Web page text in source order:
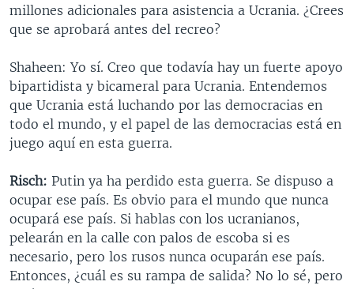
millones adicionales para asistencia a Ucrania. ¿Crees
que se aprobará antes del recreo?
Shaheen: Yo sí. Creo que todavía hay un fuerte apoyo
bipartidista y bicameral para Ucrania. Entendemos
que Ucrania está luchando por las democracias en
todo el mundo, y el papel de las democracias está en
juego aquí en esta guerra.
Risch: Putin ya ha perdido esta guerra. Se dispuso a
ocupar ese país. Es obvio para el mundo que nunca
ocupará ese país. Si hablas con los ucranianos,
pelearán en la calle con palos de escoba si es
necesario, pero los rusos nunca ocuparán ese país.
Entonces, ¿cuál es su rampa de salida? No lo sé, pero